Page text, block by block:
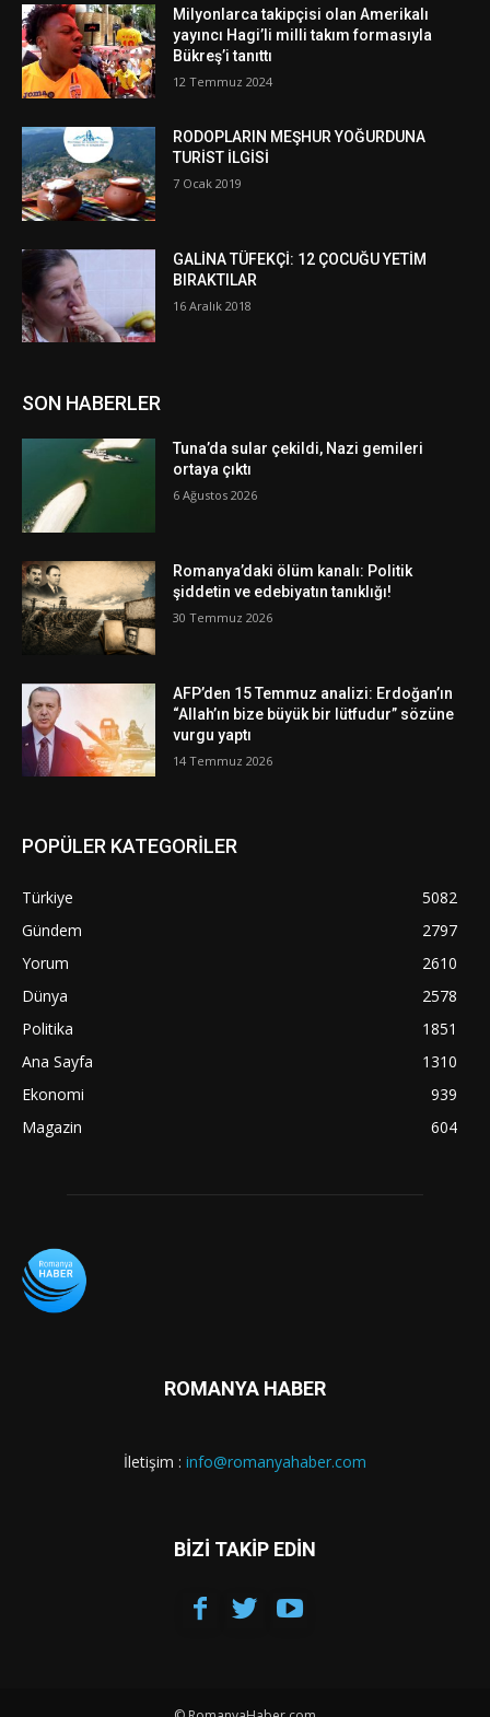
Milyonlarca takipçisi olan Amerikalı
yayıncı Hagi’li milli takım formasıyla
Bükreş’i tanıttı
12 Temmuz 2024
RODOPLARIN MEŞHUR YOĞURDUNA
TURİST İLGİSİ
7 Ocak 2019
GALİNA TÜFEKÇİ: 12 ÇOCUĞU YETİM
BIRAKTILAR
16 Aralık 2018
SON HABERLER
Tuna’da sular çekildi, Nazi gemileri
ortaya çıktı
6 Ağustos 2026
Romanya’daki ölüm kanalı: Politik
şiddetin ve edebiyatın tanıklığı!
30 Temmuz 2026
AFP’den 15 Temmuz analizi: Erdoğan’ın
“Allah’ın bize büyük bir lütfudur” sözüne
vurgu yaptı
14 Temmuz 2026
POPÜLER KATEGORİLER
Türkiye
5082
Gündem
2797
Yorum
2610
Dünya
2578
Politika
1851
Ana Sayfa
1310
Ekonomi
939
Magazin
604
ROMANYA HABER
İletişim : info@romanyahaber.com
BİZİ TAKİP EDİN